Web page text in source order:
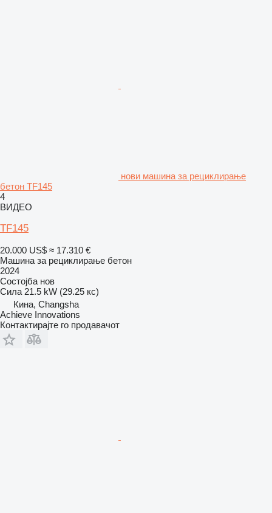
нови машина за рециклирање
бетон TF145
4
ВИДЕО
TF145
20.000 US$ ≈ 17.310 €
Машина за рециклирање бетон
2024
Состојба нов
Сила 21.5 kW (29.25 кс)
Кина, Changsha
Achieve Innovations
Контактирајте го продавачот